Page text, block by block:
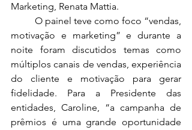
Marketing, Renata Mattia.
motivação e marketing” e durante a
noite foram discutidos temas como
múltiplos canais de vendas, experiência
do cliente e motivação para gerar
fidelidade. Para a Presidente das
entidades, Caroline, “a campanha de
prêmios é uma grande oportunidade